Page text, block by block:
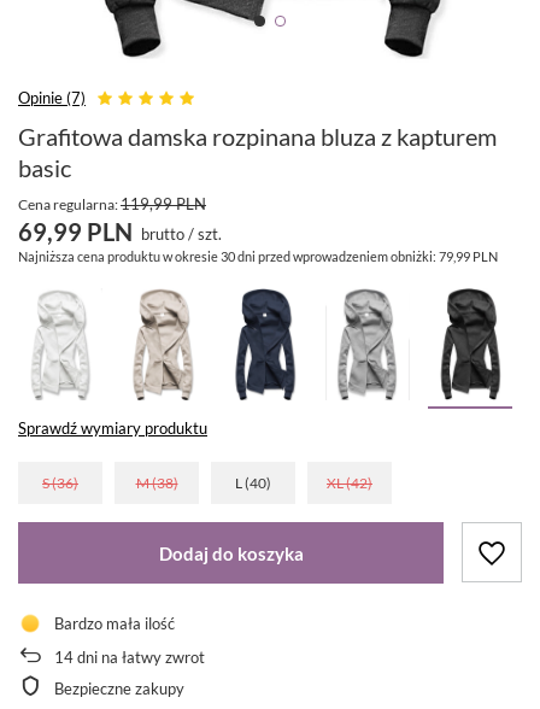
Opinie (7)
Grafitowa damska rozpinana bluza z kapturem
basic
Cena regularna:119,99 PLN
69,99 PLN brutto/szt.
Najniższa cena produktu w okresie 30 dni przed wprowadzeniem obniżki: 79,99 PLN
Sprawdź wymiary produktu
S (36) M (38) L (40) XL (42)
Dodaj do koszyka
Bardzo mała ilość
14dni na łatwy zwrot
Bezpieczne zakupy